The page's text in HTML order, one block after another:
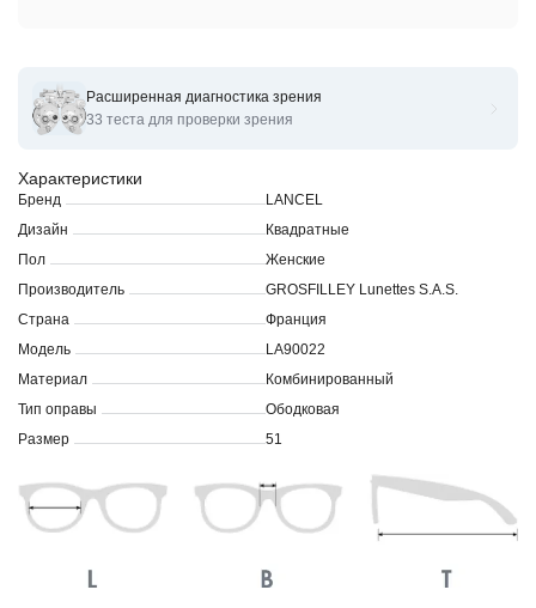
Оправы для очков корригирующих LANCEL LA90022
Характеристики
Бренд
LANCEL
Дизайн
Квадратные
Пол
Женские
Производитель
GROSFILLEY Lunettes S.A.S.
Страна
Франция
Модель
LA90022
Материал
Комбинированный
Тип оправы
Ободковая
Размер
51
Расширенная диагностика зрения
33 теста для проверки зрения